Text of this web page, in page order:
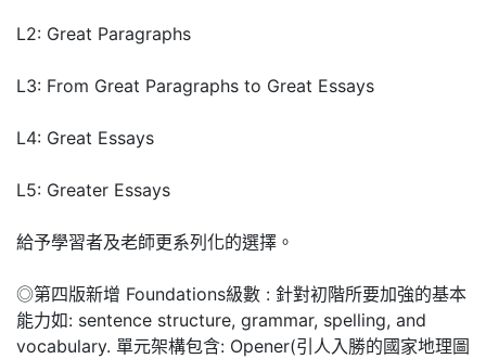
L2: Great Paragraphs
L3: From Great Paragraphs to Great Essays
L4: Great Essays
L5: Greater Essays
給予學習者及老師更系列化的選擇。
◎第四版新增 Foundations級數 : 針對初階所要加強的基本
能力如: sentence structure, grammar, spelling, and
vocabulary. 單元架構包含: Opener(引人入勝的國家地理圖